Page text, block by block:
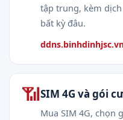
tập trung, kèm
bất kỳ đâu.
📶SIM 4G và gói
Mua SIM 4G, chọn